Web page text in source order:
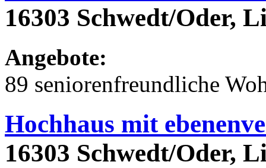
16303 Schwedt/Oder,
Angebote:
89 seniorenfreundliche
Hochhaus mit
16303 Schwedt/Oder,